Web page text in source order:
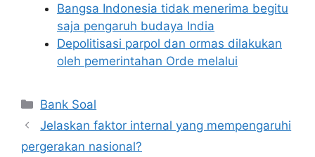
Bangsa Indonesia tidak menerima begitu
saja pengaruh budaya India
Depolitisasi parpol dan ormas dilakukan
oleh pemerintahan Orde melalui
Categories
Bank Soal
Jelaskan faktor internal yang mempengaruhi
pergerakan nasional?